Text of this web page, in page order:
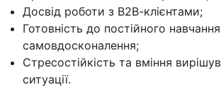
Досвід роботи з В2В-клієнтами;
Готовність до постійного навчання
самовдосконалення;
Стресостійкість та вміння
ситуації.